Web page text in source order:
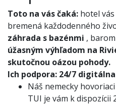
Toto na vás čaká: hotel
bremená každodenného
záhrada s bazénmi ,
úžasným výhľadom na
skutočnou oázou pohody.
Ich podpora: 24/7
Náš nemecky
TUI je vám k dispozícii